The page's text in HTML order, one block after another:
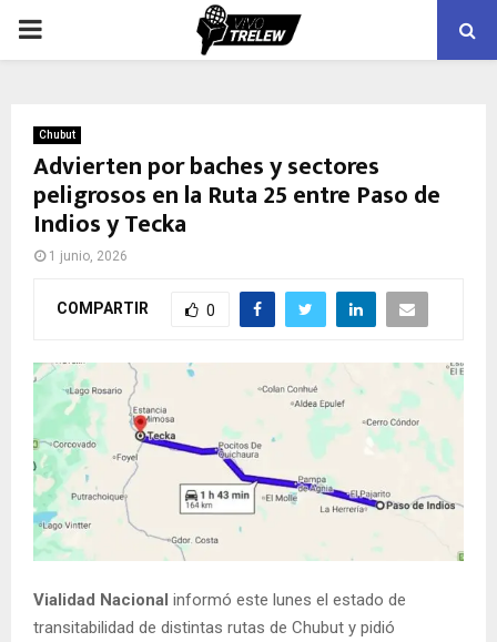
PRIMARY
Chubut
Advierten por baches y sectores
peligrosos en la Ruta 25 entre Paso de
Indios y Tecka
1 junio, 2026
COMPARTIR 0
Vialidad Nacional informó este lunes el estado de
transitabilidad de distintas rutas de Chubut y pidió